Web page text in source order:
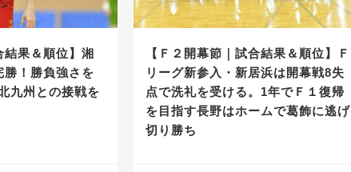
結果＆順位】湘
勝！勝負強さを
九州との接戦を
【Ｆ２開幕節｜試合結果＆順位】Ｆ
リーグ新参入・新居浜は開幕戦8失
点で洗礼を受ける。1年でＦ１復帰
を目指す長野はホームで葛飾に逃げ
切り勝ち